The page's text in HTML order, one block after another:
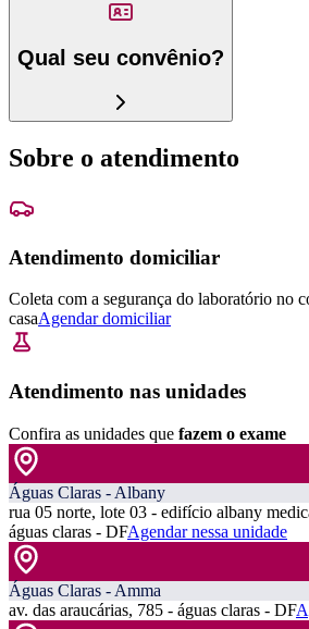
Qual seu convênio?
Sobre o atendimento
Atendimento domiciliar
Coleta com a segurança do laboratório no
casaAgendar domiciliar
Atendimento nas unidades
Confira as unidades que fazem o exame
Águas Claras - Albany
rua 05 norte, lote 03 - edifício albany
águas claras - DFAgendar nessa unidade
Águas Claras - Amma
av. das araucárias, 785 - águas claras - DF